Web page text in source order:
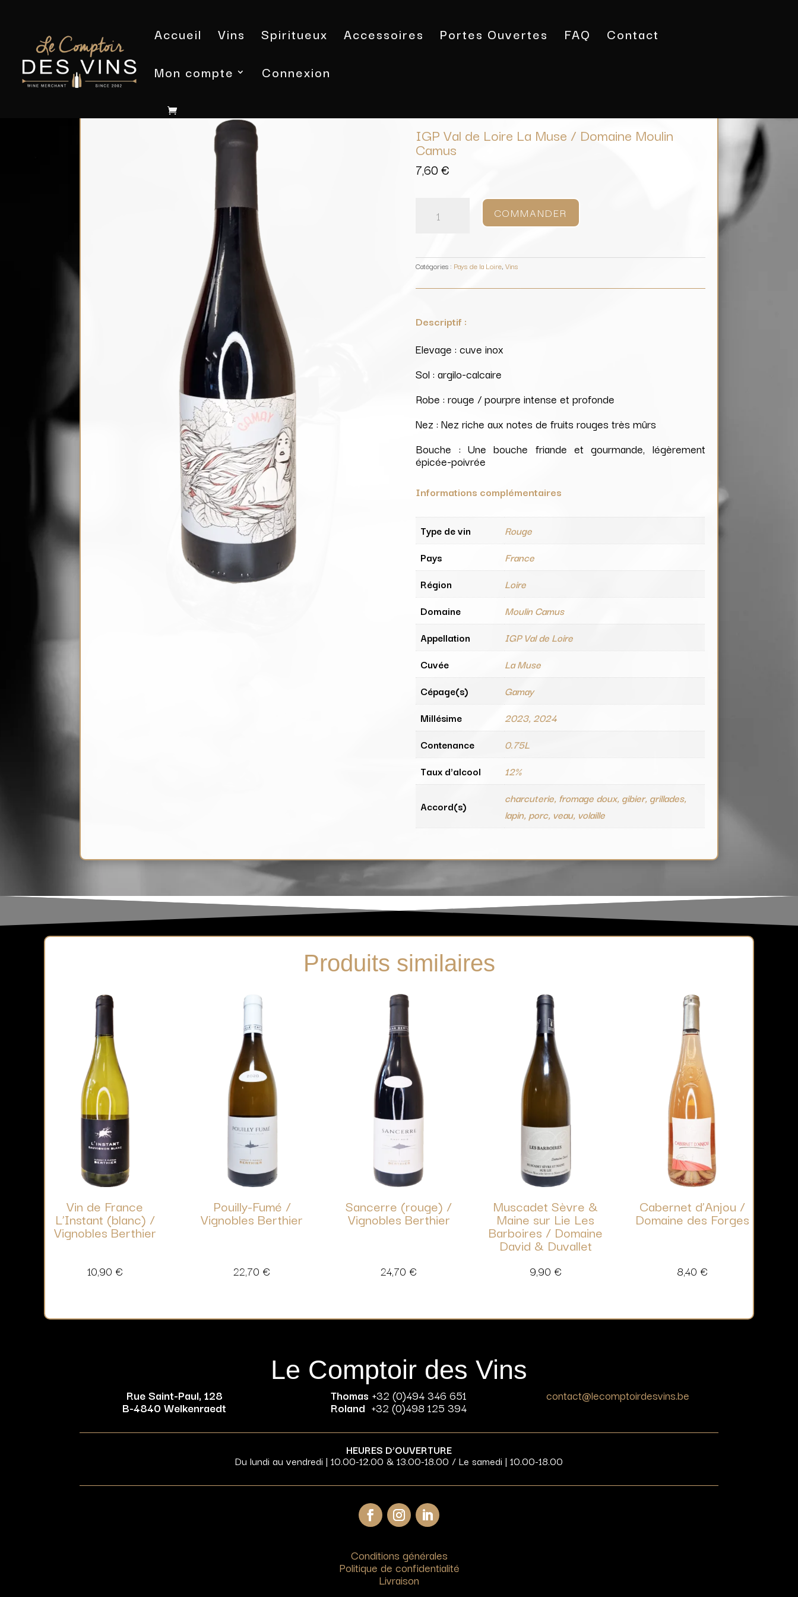
Accueil Vins Spiritueux Accessoires Portes Ouvertes FAQ
Contact
Mon compte
Connexion
IGP Val de Loire La Muse / Domaine Moulin
Camus
7,60€
La
Muse
Domaine
COMMANDER
Catégories : Pays de la Loire,Vins
Descriptif :
Elevage : cuve inox
Sol : argilo-calcaire
Robe : rouge / pourpre intense et profonde
Nez : Nez riche aux notes de fruits rouges très mûrs
Bouche : Une bouche friande et gourmande, légèrement
épicée-poivrée
Informations complémentaires
Type de vin
Rouge
Pays
France
Région
Loire
Domaine
Moulin Camus
Appellation
IGP Val de Loire
Cuvée
La Muse
Cépage(s)
Gamay
Millésime
2023, 2024
Contenance
0.75L
Taux d'alcool
12%
Accord(s)
charcuterie, fromage doux, gibier, grillades,
lapin, porc, veau, volaille
Produits similaires
Vin de France
L’Instant (blanc) /
Vignobles Berthier
10,90 €
Pouilly-Fumé /
Vignobles Berthier
22,70 €
Sancerre (rouge) /
Vignobles Berthier
24,70 €
Muscadet Sèvre &
Maine sur Lie Les
Barboires / Domaine
David & Duvallet
9,90 €
Cabernet d’Anjou /
Domaine des Forges
8,40 €
Le Comptoir des Vins
Rue Saint-Paul, 128
B-4840 Welkenraedt
Thomas +32 (0)494 346 651
Roland +32 (0)498 125 394
contact@lecomptoirdesvins.be
HEURES D’OUVERTURE
Du lundi au vendredi | 10.00-12.00 & 13.00-18.00 / Le samedi | 10.00-18.00
Conditions générales
Politique de confidentialité
Livraison